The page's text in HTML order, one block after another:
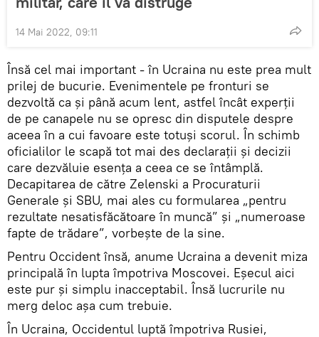
14 Mai 2022, 09:11
Însă cel mai important - în Ucraina nu este prea mult
prilej de bucurie. Evenimentele pe fronturi se
dezvoltă ca și până acum lent, astfel încât experții
de pe canapele nu se opresc din disputele despre
aceea în a cui favoare este totuși scorul. În schimb
oficialilor le scapă tot mai des declarații și decizii
care dezvăluie esența a ceea ce se întâmplă.
Decapitarea de către Zelenski a Procuraturii
Generale și SBU, mai ales cu formularea „pentru
rezultate nesatisfăcătoare în muncă” și „numeroase
fapte de trădare”, vorbește de la sine.
Pentru Occident însă, anume Ucraina a devenit miza
principală în lupta împotriva Moscovei. Eșecul aici
este pur și simplu inacceptabil. Însă lucrurile nu
merg deloc așa cum trebuie.
În Ucraina, Occidentul luptă împotriva Rusiei,